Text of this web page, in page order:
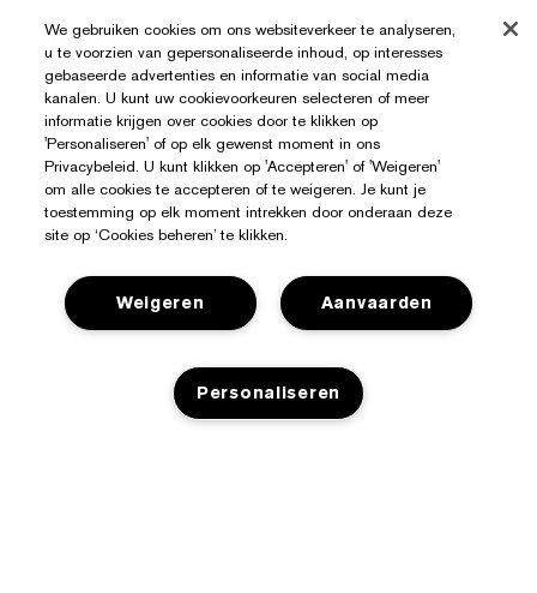
Hulp Nodig?
Over Estée Lauder
We gebruiken cookies om ons websiteverkeer te analyseren,
u te voorzien van gepersonaliseerde inhoud, op interesses
gebaseerde advertenties en informatie van social media
kanalen. U kunt uw cookievoorkeuren selecteren of meer
informatie krijgen over cookies door te klikken op
'Personaliseren' of op elk gewenst moment in ons
Privacybeleid. U kunt klikken op 'Accepteren' of 'Weigeren'
om alle cookies te accepteren of te weigeren. Je kunt je
toestemming op elk moment intrekken door onderaan deze
site op ‘Cookies beheren’ te klikken.
Aanvaarden
Weigeren
Personaliseren